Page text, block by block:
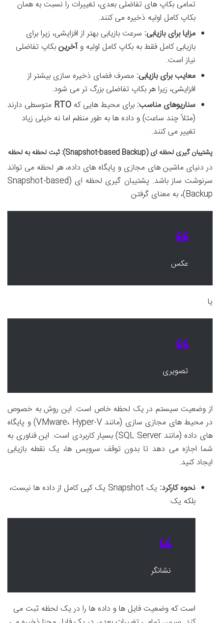
تمامی بکاپ های تفاضلی بعدی، تغییرات را نسبت به همان
بکاپ کامل اولیه ذخیره می کنند.
مزایا برای بازیابی: سرعت بازیابی بهتر از افزایشی، زیرا برای
بازیابی کامل فقط به بکاپ کامل اولیه وآخرینبکاپ تفاضلی
نیاز است.
معایب برای بازیابی: مصرف فضای ذخیره سازی بیشتر از
افزایشی، زیرا هر بکاپ تفاضلی بزرگ تر می شود.
سناریوهای مناسب: برای محیط هایی که RTO متوسطی دارند
(مثلاً چند ساعت) و داده ها به طور منظم اما نه خیلی زیاد
تغییر می کنند.
پشتیبان گیری لحظه ای (Snapshot-based Backup): ثبت لحظه به لحظه
در دنیای ماشین های مجازی و پایگاه های داده، هر لحظه می تواند
سرنوشت ساز باشد. پشتیبان گیری لحظه ای (Snapshot-based
Backup)، به معنای گرفتن
عکس
یا
تصویری
از وضعیت سیستم در یک لحظه خاص است. این روش به خصوص
در محیط های مجازی سازی (مانند VMware، Hyper-V) و پایگاه
های داده (مانند SQL Server) بسیار کاربردی است. این فناوری به
شما اجازه می دهد تا بدون توقف سرویس ها، یک نقطه بازیابی
ایجاد کنید.
نحوه کارکرد:
یک Snapshot یک کپی کامل از داده ها نیست،
بلکه یک
نشانگر
است که وضعیت فایل ها و داده ها را در یک لحظه ثبت می